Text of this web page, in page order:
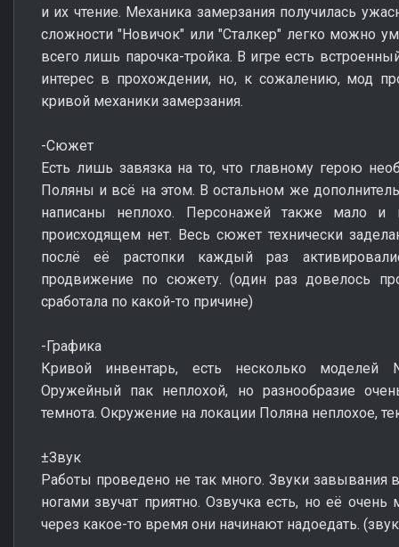
и их чтение. Механика замерзания получилась
сложности "Новичок" или "Сталкер" легко можно
всего лишь парочка-тройка. В игре есть
интерес в прохождении, но, к сожалению, мод
кривой механики замерзания.
-Сюжет
Есть лишь завязка на то, что главному герою
Поляны и всё на этом. В остальном же
написаны неплохо. Персонажей также мало
происходящем нет. Весь сюжет технически
послё её растопки каждый раз
продвижение по сюжету. (один раз довелось
сработала по какой-то причине)
-Графика
Кривой инвентарь, есть несколько моделей
Оружейный пак неплохой, но разнообразие
темнота. Окружение на локации Поляна неплохое,
±Звук
Работы проведено не так много. Звуки завывания
ногами звучат приятно. Озвучка есть, но её
через какое-то время они начинают надоедать.